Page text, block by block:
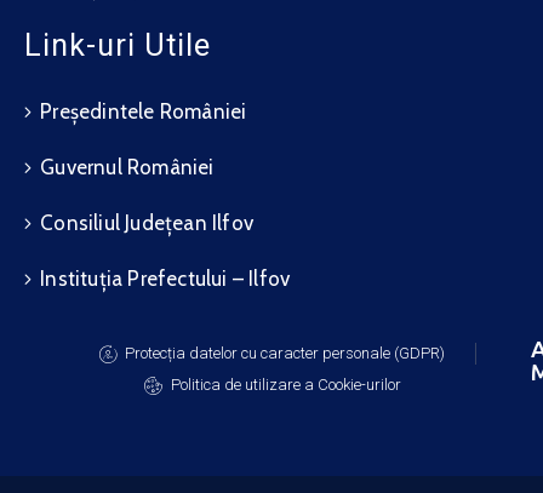
Link-uri Utile
Președintele României
Guvernul României
Consiliul Județean Ilfov
Instituția Prefectului – Ilfov
Protecția datelor cu caracter personale (GDPR)
Politica de utilizare a Cookie-urilor